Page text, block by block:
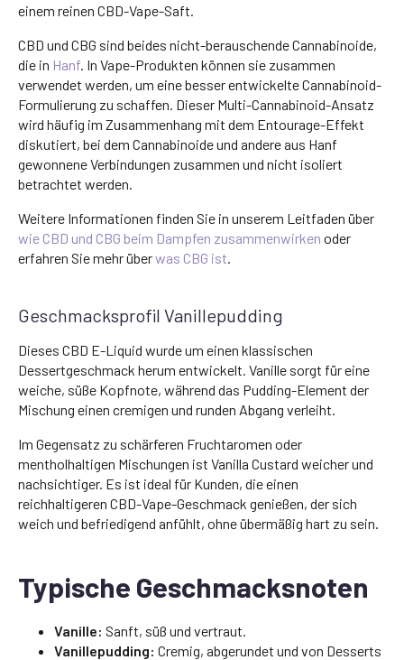
einem reinen CBD-Vape-Saft.
CBD und CBG sind beides nicht-berauschende Cannabinoide,
die in Hanf . In Vape-Produkten können sie zusammen
verwendet werden, um eine besser entwickelte Cannabinoid-
Formulierung zu schaffen. Dieser Multi-Cannabinoid-Ansatz
wird häufig im Zusammenhang mit dem Entourage-Effekt
diskutiert, bei dem Cannabinoide und andere aus Hanf
gewonnene Verbindungen zusammen und nicht isoliert
betrachtet werden.
Weitere Informationen finden Sie in unserem Leitfaden über
wie CBD und CBG beim Dampfen zusammenwirken oder
erfahren Sie mehr überwas CBG ist
Geschmacksprofil Vanillepudding
Dieses CBD E-Liquid wurde um einen klassischen
Dessertgeschmack herum entwickelt. Vanille sorgt für eine
weiche, süße Kopfnote, während das Pudding-Element der
Mischung einen cremigen und runden Abgang verleiht.
Im Gegensatz zu schärferen Fruchtaromen oder
mentholhaltigen Mischungen ist Vanilla Custard weicher und
nachsichtiger. Es ist ideal für Kunden, die einen
reichhaltigeren CBD-Vape-Geschmack genießen, der sich
weich und befriedigend anfühlt, ohne übermäßig hart zu sein.
Typische Geschmacksnoten
Vanille: Sanft, süß und vertraut.
Vanillepudding: Cremig, abgerundet und von Desserts